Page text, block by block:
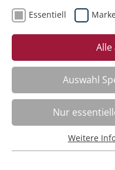
Pädagogik
Digitale Lebenswelt –
Nr.:
261F17
Essentiell
Alle
Auswahl
Nur
Essentielle Cookies
Weitere